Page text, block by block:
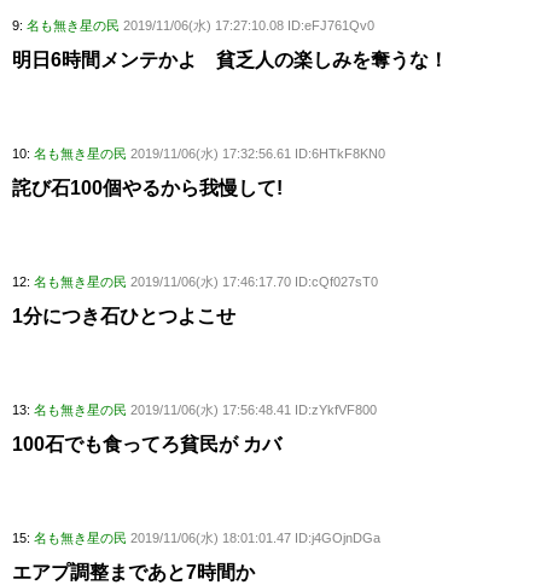
9: 名も無き星の民 2019/11/06(水) 17:27:10.08 ID:eFJ761Qv0
明日6時間メンテかよ 貧乏人の楽しみを奪うな！
10: 名も無き星の民 2019/11/06(水) 17:32:56.61 ID:6HTkF8KN0
詫び石100個やるから我慢して!
12: 名も無き星の民 2019/11/06(水) 17:46:17.70 ID:cQf027sT0
1分につき石ひとつよこせ
13: 名も無き星の民 2019/11/06(水) 17:56:48.41 ID:zYkfVF800
100石でも食ってろ貧民が カバ
15: 名も無き星の民 2019/11/06(水) 18:01:01.47 ID:j4GOjnDGa
エアプ調整まであと7時間か